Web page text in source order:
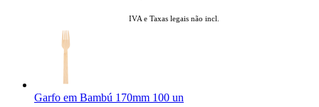
IVA e Taxas legais não incl.
Garfo em Bambú 170mm 100 un